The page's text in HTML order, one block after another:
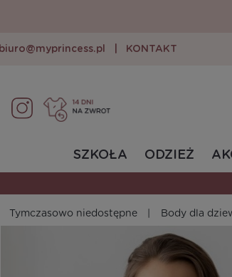
biuro@myprincess.pl KONTAKT
SZKOŁA ODZIEŻ
Tymczasowo niedostępne Body dla